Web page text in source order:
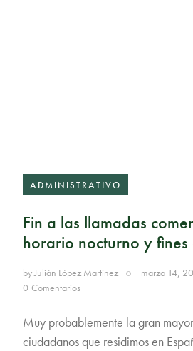
ADMINISTRATIVO
Fin a las llamadas
horario nocturno y fines
byJulián López Martínez marzo 14,
0 Comentarios
Muy probablemente la gran
ciudadanos que residimos en